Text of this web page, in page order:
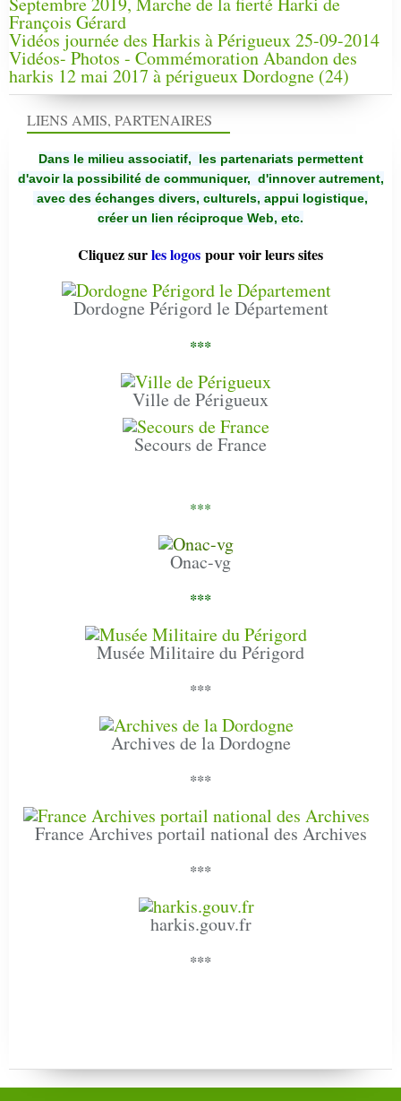
François Gérard
Vidéos journée des Harkis à Périgueux 25-09-2014
Vidéos- Photos - Commémoration Abandon des
harkis 12 mai 2017 à périgueux Dordogne (24)
LIENS AMIS, PARTENAIRES
Dans le milieu associatif, les partenariats permettent
d'avoir la possibilité de communiquer, d'innover autrement,
avec des échanges divers, culturels, appui logistique,
créer un lien réciproque Web, etc.
Cliquez surles logos pour voir leurs sites
Dordogne Périgord le Département
***
Ville de Périgueux
Secours de France
***
Onac-vg
***
Musée Militaire du Périgord
***
Archives de la Dordogne
***
France Archives portail national des Archives
***
harkis.gouv.fr
***